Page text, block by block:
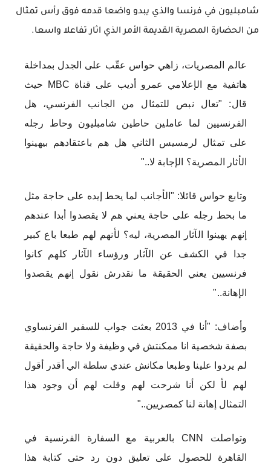
شامبليون في فرنسا والذي يبدو واضعا قدمه فوق رأس تمثال
من الحضارة المصرية القديمة الأمر الذي اثار تفاعلا واسعا.
عالم المصريات، زاهي حواس عقّب على الجدل بمداخلة
هاتفية مع الإعلامي عمرو أديب على قناة MBC حيث
قال: "تعال نبص للتمثال من الجانب الفرنسي، هل
الفرنسيين لما عاملين حاطين شامبليون وحاط رجله
على تمثال لرمسيس الثاني هل هم باعتقادهم بيهينوا
الأثار المصرية؟ الإجابة لا.."
وتابع حواس قائلا: "الأجانب لما يحط إيده على حاجة مثل
ما بحط رجله على حاجة يعني هم لا يقصدوا أبدا عندهم
إنهم يهينوا الآثار المصرية، ليه؟ لأنهم لهم طبعا باع كبير
جدا في الكشف عن الآثار ورؤساء الآثار كلهم كانوا
فرنسيين يعني الحقيقة ما نقدرش نقول إنهم يقصدوا
الإهانة.."
وأضاف: "أنا في 2013 بعثت جواب للسفير الفرنساوي
بصفة شخصية انا ممكنتش في وظيفة ولا حاجة والحقيقة
لم يردوا علينا وطبعا مكانش عندي سلطة الي أقدر أقول
لهم لأ لكن أنا شرحت لهم وقلت لهم أن وجود هذا
التمثال إهانة لنا كمصريين.."
وتواصلت CNN بالعربية مع السفارة الفرنسية في
القاهرة للحصول على تعليق دون رد حتى كتابة هذا